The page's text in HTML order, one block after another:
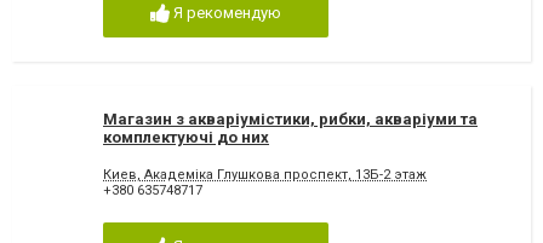
Я рекомендую
Магазин з акваріумістики, рибки, акваріуми та
комплектуючі до них
Киев, Академіка Глушкова проспект, 13Б-2 этаж
+380 635748717